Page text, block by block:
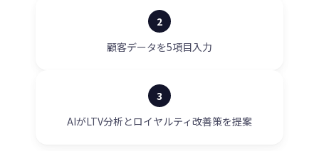
2
顧客データを5項目入力
3
AIがLTV分析とロイヤルティ改善策を提案